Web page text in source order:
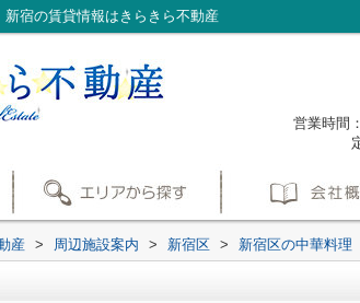
宿の賃貸情報はきらきら不動産
営業時間
産 > 周辺施設案内 > 新宿区 > 新宿区の中華料理